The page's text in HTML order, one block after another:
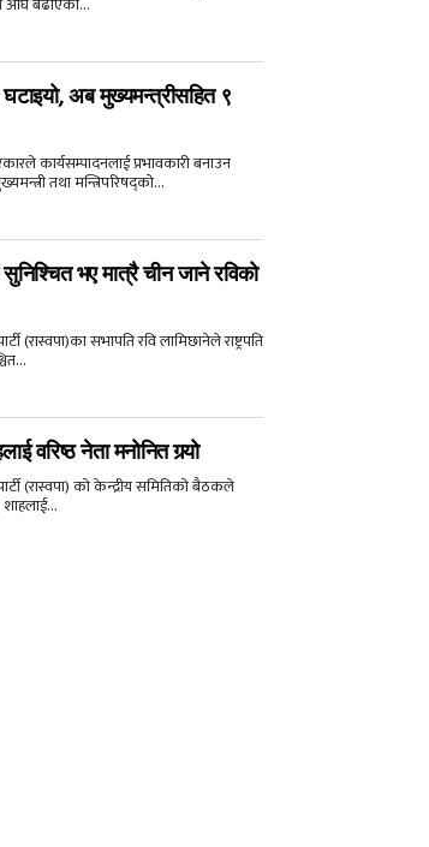
घटाइयो, अब मुख्यमन्त्रीसहित ९
कार्यसम्पादनलाई प्रभावकारी बनाउन
तथा मन्त्रिपरिषद्को...
भए मात्रै चीन जाने रविको
(रास्वपा)का सभापति रवि लामिछानेले राष्ट्रपति
वरिष्ठ नेता मनोनित गर्‍यो
पार्टी (रास्वपा) को केन्द्रीय समितिको बैठकले
शाहलाई...